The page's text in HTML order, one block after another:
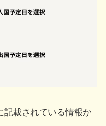
記載されている情報か